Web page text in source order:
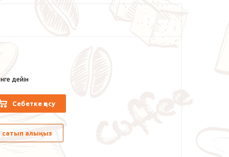
дейін
Себетке қосу
сатып алыңыз